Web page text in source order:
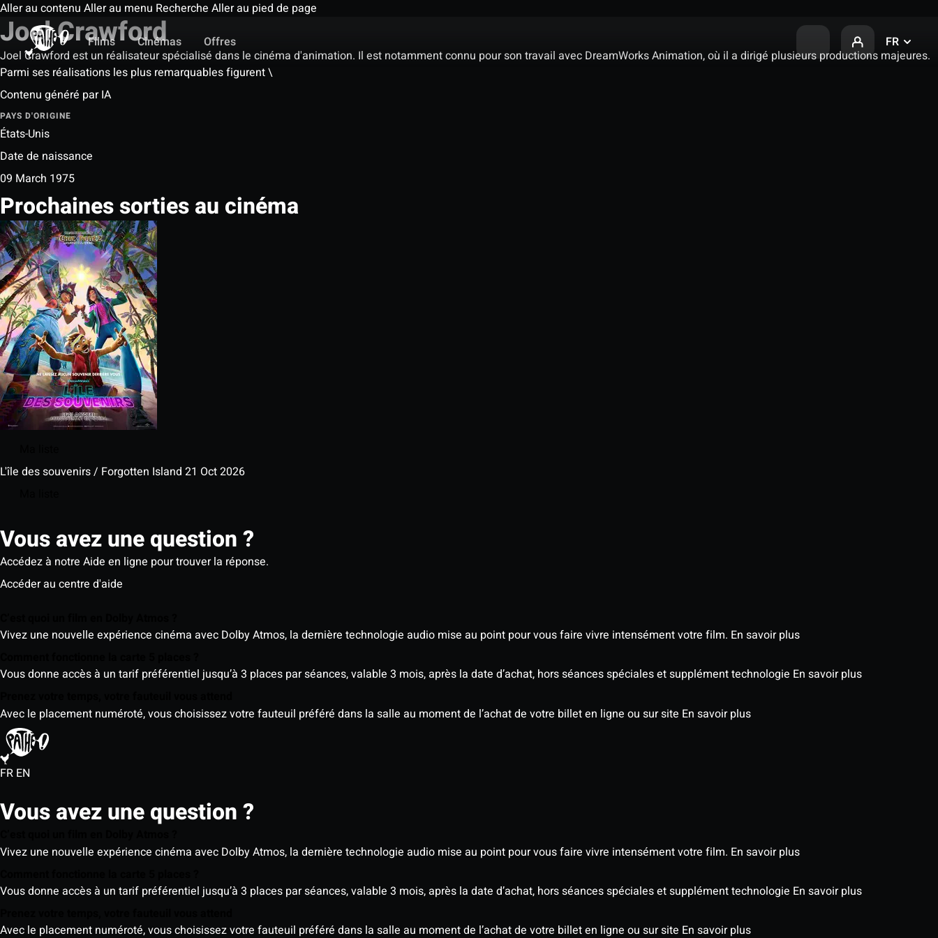
Aller au contenu Aller au menu Recherche Aller au pied de page
Films
Cinémas Offres FR
Joel Crawford
Joel Crawford est un réalisateur spécialisé dans le cinéma d'animation. Il est notamment connu pour son travail avec DreamWorks Animation, où il a dirigé plusieurs productions majeures.
Parmi ses réalisations les plus remarquables figurent \
Contenu généré par IA
PAYS D'ORIGINE
États-Unis
Date de naissance
09 March 1975
Prochaines sorties au cinéma
L'île des souvenirs / Forgotten Island 21 Oct 2026
Vous avez une question ?
Accédez à notre Aide en ligne pour trouver la réponse.
Accéder au centre d'aide
Vivez une nouvelle expérience cinéma avec Dolby Atmos, la dernière technologie audio mise au point pour vous faire vivre intensément votre film. En savoir plus
Vous donne accès à un tarif préférentiel jusqu’à 3 places par séances, valable 3 mois, après la date d’achat, hors séances spéciales et supplément technologie En savoir plus
Avec le placement numéroté, vous choisissez votre fauteuil préféré dans la salle au moment de l’achat de votre billet en ligne ou sur site En savoir plus
FR EN
Vous avez une question ?
Vivez une nouvelle expérience cinéma avec Dolby Atmos, la dernière technologie audio mise au point pour vous faire vivre intensément votre film. En savoir plus
Vous donne accès à un tarif préférentiel jusqu’à 3 places par séances, valable 3 mois, après la date d’achat, hors séances spéciales et supplément technologie En savoir plus
Avec le placement numéroté, vous choisissez votre fauteuil préféré dans la salle au moment de l’achat de votre billet en ligne ou sur site En savoir plus